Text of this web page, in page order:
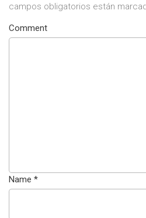
campos obligatorios están
Comment
Name *